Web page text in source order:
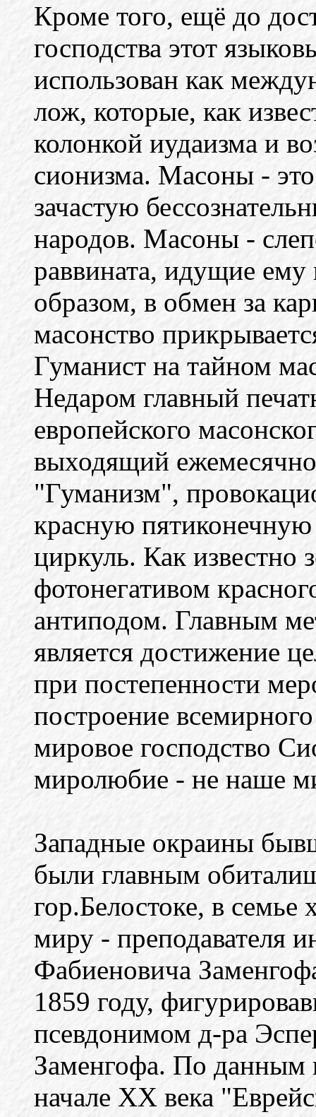
Кроме того, ещё до
господства этот
использован как
лож, которые, как
колонкой иудаизма и
сионизма. Масоны -
зачастую
народов. Масоны -
раввината, идущие
образом, в обмен за
масонство
Гуманист на тайном
Недаром главный
европейского
выходящий
"Гуманизм",
красную пятиконечную
циркуль. Как известно
фотонегативом
антиподом. Главным
является достижение
при постепенности
построение
мировое господство
миролюбие - не наше
Западные окраины
были главным
гор.Белостоке, в семье
миру - преподавателя
Фабиеновича
1859 году,
псевдонимом д-ра
Заменгофа. По данным
начале XX века